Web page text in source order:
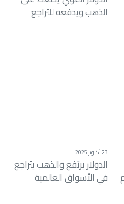
الذهب ويدفعه للتراجع
23 أكتوبر 2025
الدولار يرتفع والذهب يتراجع
في الأسواق العالمية